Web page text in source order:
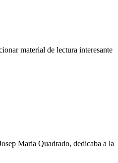
material de lectura interesante
Maria Quadrado, dedicaba a la